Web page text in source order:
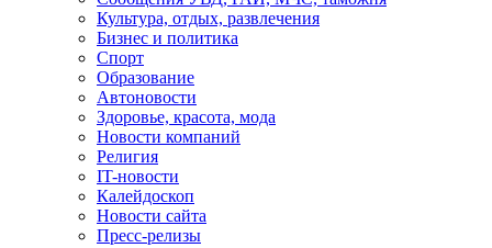
Культура, отдых, развлечения
Бизнес и политика
Спорт
Образование
Автоновости
Здоровье, красота, мода
Новости компаний
Религия
IT-новости
Калейдоскоп
Новости сайта
Пресс-релизы